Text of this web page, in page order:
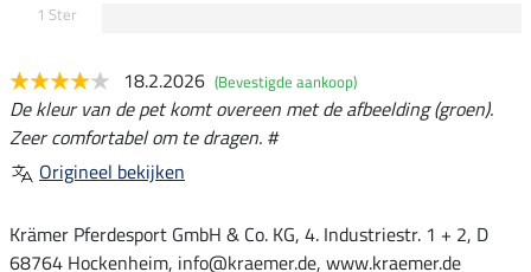
1 Ster
18.2.2026 (Bevestigde aankoop)
De kleur van de pet komt overeen met de afbeelding (groen).
Zeer comfortabel om te dragen. #
Origineel bekijken
Krämer Pferdesport GmbH & Co. KG, 4. Industriestr. 1 + 2, D
68764 Hockenheim, info@kraemer.de, www.kraemer.de